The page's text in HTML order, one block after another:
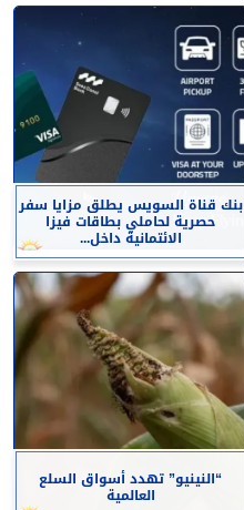
بنك قناة السويس يطلق مزايا سفر
حصرية لحاملي بطاقات فيزا
الائتمانية داخل...
“النينيو” تهدد أسواق السلع
العالمية